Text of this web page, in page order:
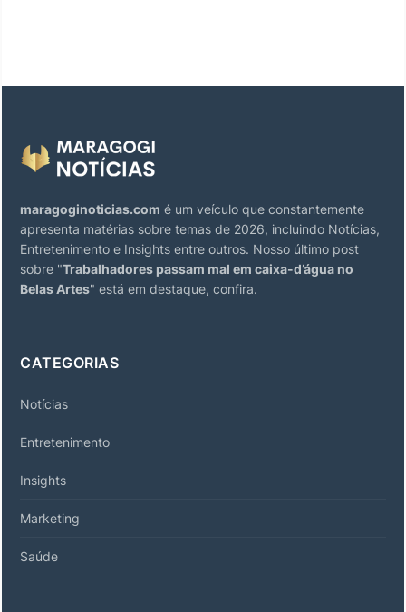
maragoginoticias.com é um veículo que constantemente
apresenta matérias sobre temas de 2026, incluindo Notícias,
Entretenimento e Insights entre outros. Nosso último post
sobre "Trabalhadores passam mal em caixa-d’água no
Belas Artes" está em destaque, confira.
CATEGORIAS
Notícias
Entretenimento
Insights
Marketing
Saúde